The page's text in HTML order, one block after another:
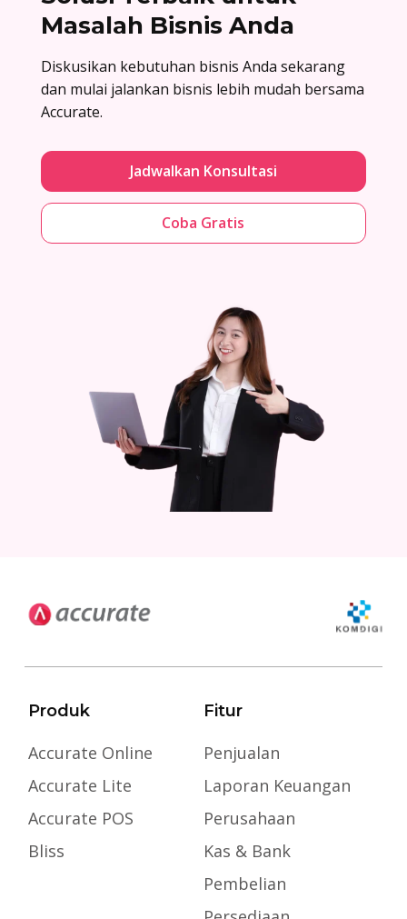
Masalah Bisnis Anda
Diskusikan kebutuhan bisnis Anda sekarang
dan mulai jalankan bisnis lebih mudah bersama
Accurate.
Jadwalkan Konsultasi
Coba Gratis
Produk
Accurate Online
Accurate Lite
Accurate POS
Bliss
Fitur
Penjualan
Laporan Keuangan
Perusahaan
Kas & Bank
Pembelian